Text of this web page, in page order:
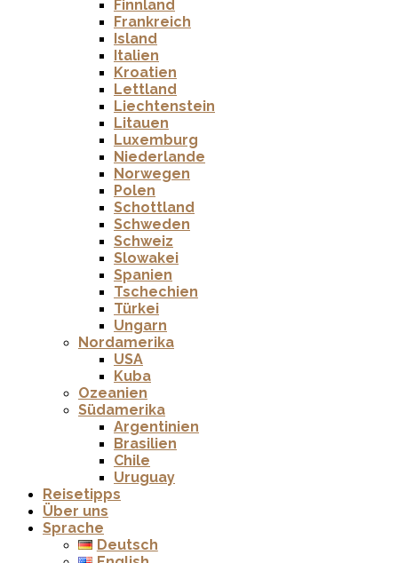
Finnland
Frankreich
Island
Italien
Kroatien
Lettland
Liechtenstein
Litauen
Luxemburg
Niederlande
Norwegen
Polen
Schottland
Schweden
Schweiz
Slowakei
Spanien
Tschechien
Türkei
Ungarn
Nordamerika
USA
Kuba
Ozeanien
Südamerika
Argentinien
Brasilien
Chile
Uruguay
Reisetipps
Über uns
Sprache
Deutsch